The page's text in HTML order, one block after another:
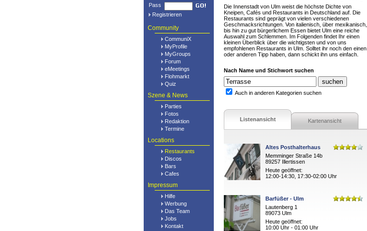
Pass
Registrieren
Community
CommuniX
MyProfile
MyGroups
Forum
eMeetings
Flohmarkt
Quiz
Szene & News
Parties
Fotos
Redaktion
Termine
Locations
Restaurants
Discos
Bars
Cafes
Impressum
Hilfe
Werbung
Das Team
Jobs
Kontakt
Die Innenstadt von Ulm weist die höchste Dichte von
Kneipen, Cafés und Restaurants in Deutschland auf. Die
Restaurants sind geprägt von vielen verschiedenen
Geschmacksrichtungen. Von italienisch, über mexikanisch,
bis hin zu gut bürgerlichem Essen bietet Ulm eine reiche
Auswahl zum Schlemmen. Im Folgenden findet Ihr einen
kleinen Überblick über die wichtigsten und von uns
empfohlenen Restaurants in Ulm. Solltet ihr noch den einen
oder anderen Tipp haben, dann schickt ihn uns einfach.
Nach Name und Stichwort suchen
Auch in anderen Kategorien suchen
Listenansicht Kartenansicht
Altes Posthalterhaus
Memminger Straße 14b
89257 Illertissen
Heute geöffnet:
12:00-14:30, 17:30-02:00 Uhr
Barfüßer - Ulm
Lautenberg 1
89073 Ulm
Heute geöffnet:
10:00 Uhr - 01:00 Uhr